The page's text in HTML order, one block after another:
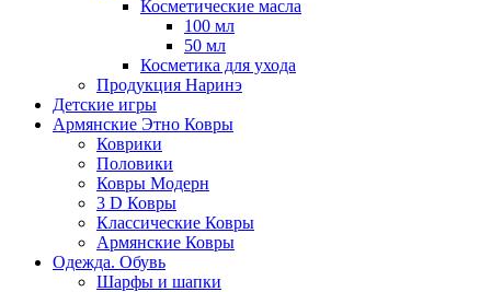
Косметические масла
100 мл
50 мл
Косметика для ухода
Продукция Наринэ
Детские игры
Армянские Этно Ковры
Коврики
Половики
Ковры Модерн
3 D Ковры
Классические Ковры
Армянские Ковры
Одежда. Обувь
Шарфы и шапки